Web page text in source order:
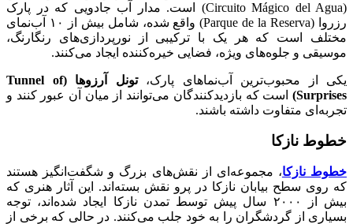
(Circuito Mágico del Agua) است. مدار آب جادویی که در پارک
رزروا (Parque de la Reserva) واقع شده، شامل بیش از ۱۰ آب‌نمای
مختلف است که هر یک با ترکیبی از نورپردازی‌های رنگارنگ،
موسیقی و جلوه‌های ویژه‌، فضایی خیره‌کننده ایجاد می‌کنند.
یکی از محبوب‌ترین آب‌نماهای پارک،
تونل آرزوها (Tunnel of
Surprises)
است که بازدیدکنندگان می‌توانند از میان آن عبور کنند و
تجربه‌ای متفاوت داشته باشند.
خطوط نازکا
خطوط نازکا، مجموعه‌ای از نقش‌های بزرگ و شگفت‌انگیز هستند
که روی سطح بیابان نازکا در پرو نقش بسته‌اند. این آثار هنری که
بیش از ۲۰۰۰ سال پیش توسط تمدن نازکا ایجاد شده‌اند، توجه
بسیاری از گردشگران را به خود جلب می‌کنند. در حالی که برخی از